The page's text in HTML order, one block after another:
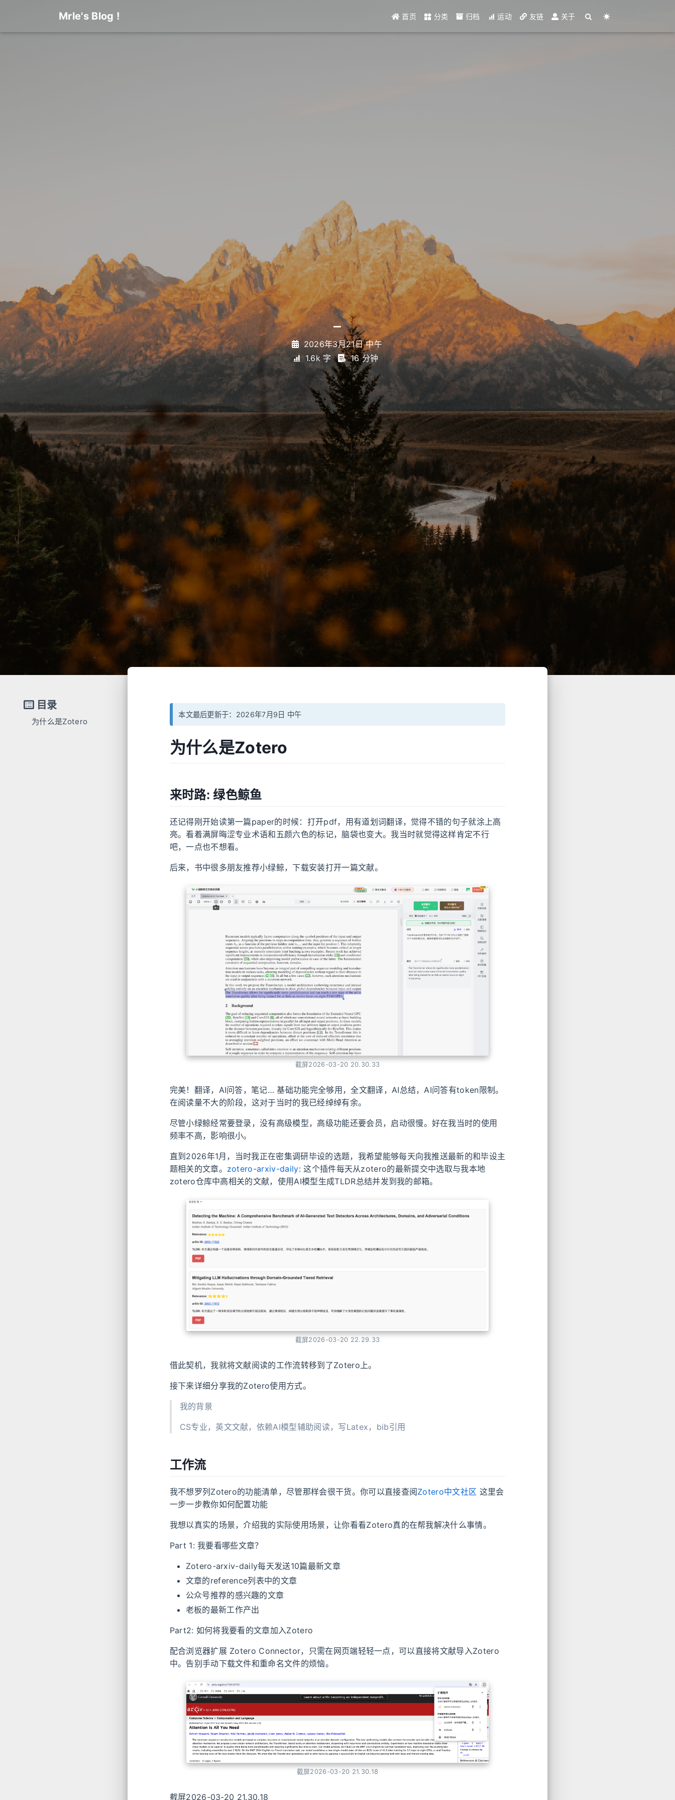
Mrle's Blog ! 首页 分类 归档 运动 友链 关于
为什么是Zotero _
2026年3月21日 中午
1.6k 字
16 分钟
目录
为什么是Zotero
本文最后更新于：2026年7月9日 中午
为什么是Zotero
来时路: 绿色鲸鱼
还记得刚开始读第一篇paper的时候：打开pdf，用有道划词翻译，觉得不错的句子就涂上高
亮。看着满屏晦涩专业术语和五颜六色的标记，脑袋也变大。我当时就觉得这样肯定不行
吧，一点也不想看。
后来，书中很多朋友推荐小绿鲸，下载安装打开一篇文献。
截屏2026-03-20 20.30.33
完美！翻译，AI问答，笔记… 基础功能完全够用，全文翻译，AI总结，AI问答有token限制。
在阅读量不大的阶段，这对于当时的我已经绰绰有余。
尽管小绿鲸经常要登录，没有高级模型，高级功能还要会员，启动很慢。好在我当时的使用
频率不高，影响很小。
直到2026年1月，当时我正在密集调研毕设的选题，我希望能够每天向我推送最新的和毕设主
题相关的文章。 zotero-arxiv-daily: 这个插件每天从zotero的最新提交中选取与我本地
zotero仓库中高相关的文献，使用AI模型生成TLDR总结并发到我的邮箱。
截屏2026-03-20 22.29.33
借此契机，我就将文献阅读的工作流转移到了Zotero上。
接下来详细分享我的Zotero使用方式。
我的背景
CS专业，英文文献，依赖AI模型辅助阅读，写Latex，bib引用
工作流
我不想罗列Zotero的功能清单，尽管那样会很干货。你可以直接查阅Zotero中文社区 这里会
一步一步教你如何配置功能
我想以真实的场景，介绍我的实际使用场景，让你看看Zotero真的在帮我解决什么事情。
Part 1: 我要看哪些文章？
Zotero-arxiv-daily每天发送10篇最新文章
文章的reference列表中的文章
公众号推荐的感兴趣的文章
老板的最新工作产出
Part2: 如何将我要看的文章加入Zotero
配合浏览器扩展 Zotero Connector，只需在网页端轻轻一点，可以直接将文献导入Zotero
中。告别手动下载文件和重命名文件的烦恼。
截屏2026-03-20 21.30.18
截屏2026-03-20 21.30.18